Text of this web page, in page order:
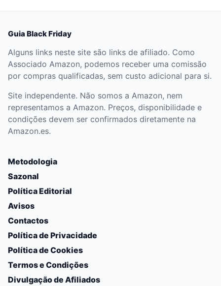
Guia Black Friday
Alguns links neste site são links de afiliado. Como
Associado Amazon, podemos receber uma comissão
por compras qualificadas, sem custo adicional para si.
Site independente. Não somos a Amazon, nem
representamos a Amazon. Preços, disponibilidade e
condições devem ser confirmados diretamente na
Amazon.es.
Metodologia
Sazonal
Política Editorial
Avisos
Contactos
Política de Privacidade
Política de Cookies
Termos e Condições
Divulgação de Afiliados